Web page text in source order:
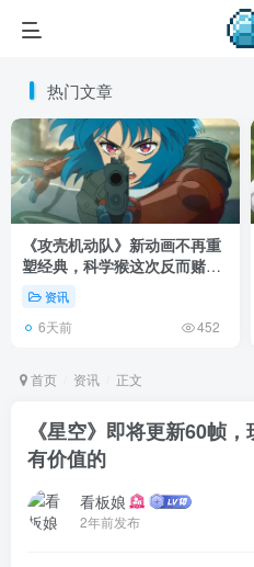
热门文章
《攻壳机动队》新动画不再重
塑经典，科学猴这次反而赌对
了！资讯
6天前 452
首页 资讯 正文
《星空》即将更新60帧
有价值的
看板娘
2年前发布